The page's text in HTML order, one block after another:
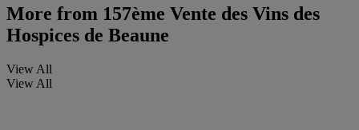
More from 157ème Vente des Vins des
Hospices de Beaune
View All
View All